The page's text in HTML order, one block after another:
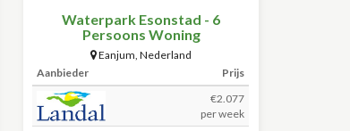
Waterpark Esonstad - 6
Persoons Woning
Eanjum,Nederland
Aanbieder
Prijs
€2.077
per week